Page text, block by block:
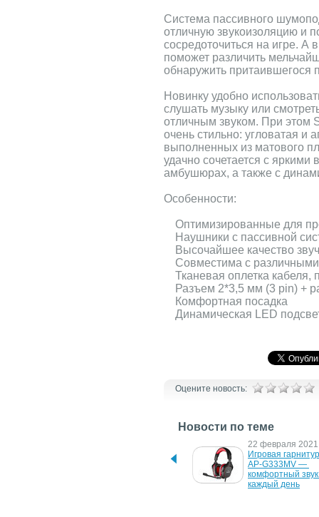
Система пассивного
отличную звукоизоляцию и
сосредоточиться на игре. А
поможет различить
обнаружить притаившегося
Новинку удобно
слушать музыку или
отличным звуком. При этом
очень стильно: угловатая и
выполненных из матового
удачно сочетается с яркими
амбушюрах, а также с
Особенности:
Оптимизированные для
Наушники с пассивной
Высочайшее качество
Совместима с
Тканевая оплетка кабеля,
Разъем 2*3,5 мм (3 pin) +
Комфортная посадка
Динамическая LED
Оцените новость:
Новости по теме
Игровая гарнитура SVEN
22 февраля 2021
Игровая
AP-G333MV —
комфортный
каждый день